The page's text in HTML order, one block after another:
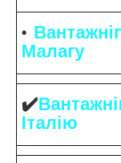
Малагу
✔️
Італію